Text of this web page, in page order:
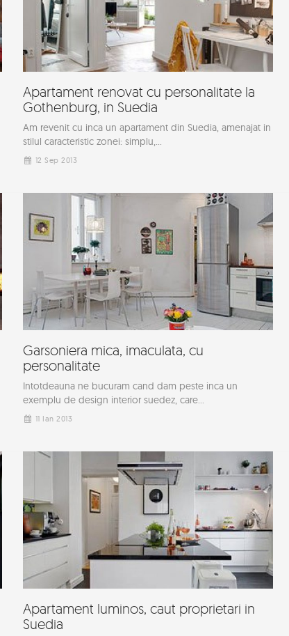
Apartament renovat cu personalitate la
Gothenburg, in Suedia
Am revenit cu inca un apartament din Suedia, amenajat in
stilul caracteristic zonei: simplu,...
12 Sep 2013
Garsoniera mica, imaculata, cu
personalitate
Intotdeauna ne bucuram cand dam peste inca un
exemplu de design interior suedez, care...
11 Ian 2013
Apartament luminos, caut proprietari in
Suedia